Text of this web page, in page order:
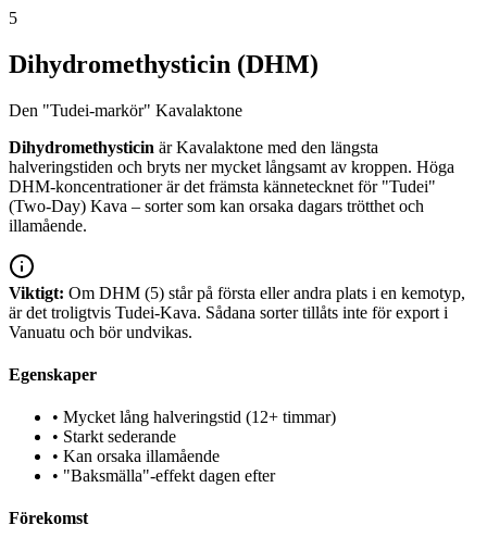
5
Dihydromethysticin (DHM)
Den "Tudei-markör" Kavalaktone
Dihydromethysticin är Kavalaktone med den längsta
halveringstiden och bryts ner mycket långsamt av kroppen. Höga
DHM-koncentrationer är det främsta kännetecknet för "Tudei"
(Two-Day) Kava – sorter som kan orsaka dagars trötthet och
illamående.
Viktigt: Om DHM (5) står på första eller andra plats i en kemotyp,
är det troligtvis Tudei-Kava. Sådana sorter tillåts inte för export i
Vanuatu och bör undvikas.
Egenskaper
• Mycket lång halveringstid (12+ timmar)
• Starkt sederande
• Kan orsaka illamående
• "Baksmälla"-effekt dagen efter
Förekomst